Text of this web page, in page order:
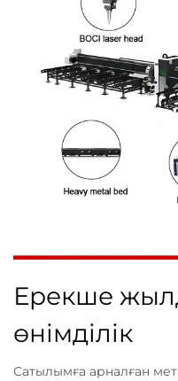
Ерекше
өнімділік
Сатылымға арналған